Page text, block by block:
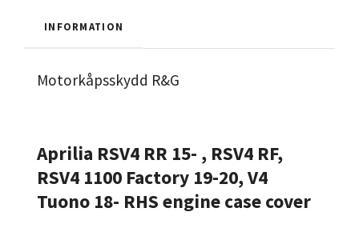
INFORMATION
Motorkåpsskydd R&G
Aprilia RSV4 RR 15- , RSV4 RF,
RSV4 1100 Factory 19-20, V4
Tuono 18- RHS engine case cover